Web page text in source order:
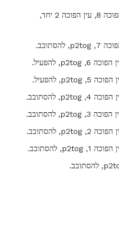
לסרוג 9, להחליק 1, להפוך, עין הפוכה 8, עין הפוכה 2 יחד,